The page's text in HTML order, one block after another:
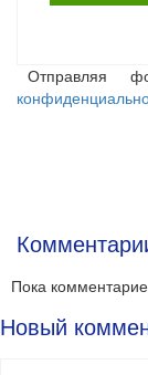
Отправляя
Пока
Новый